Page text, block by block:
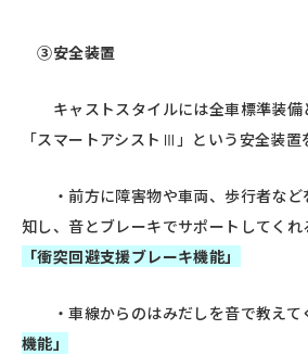
③安全装置
キャストスタイルには全車標準装備
「スマートアシストⅢ」という安全装置
・前方に障害物や車両、歩行者など
知し、音とブレーキでサポートしてくれ
「衝突回避支援ブレーキ機能」
・車線からのはみだしを音で教えて
機能」